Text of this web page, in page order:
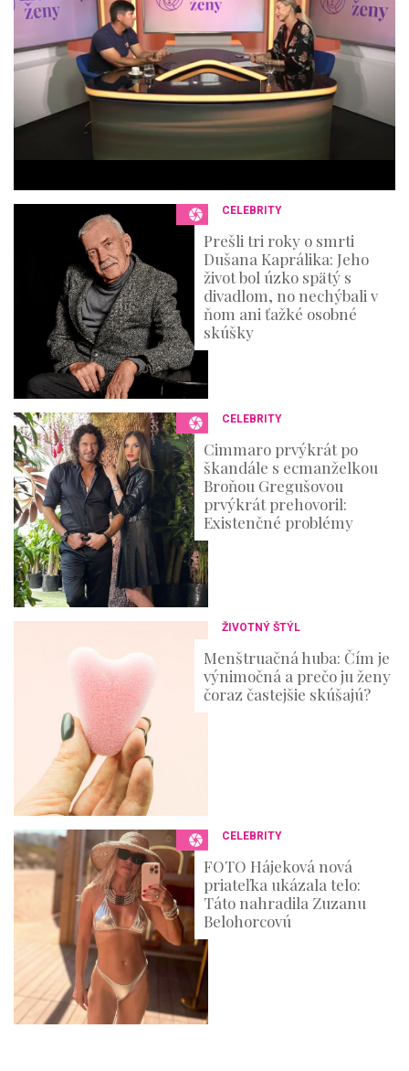
i
t
e
6
CELEBRITY
Prešli tri roky o smrti
Dušana Kaprálika: Jeho
život bol úzko spätý s
divadlom, no nechýbali v
ňom ani ťažké osobné
skúšky
CELEBRITY
Cimmaro prvýkrát po
škandále s ecmanželkou
Broňou Gregušovou
prvýkrát prehovoril:
Existenčné problémy
ŽIVOTNÝ ŠTÝL
Menštruačná huba: Čím je
výnimočná a prečo ju ženy
čoraz častejšie skúšajú?
CELEBRITY
FOTO Hájeková nová
priateľka ukázala telo:
Táto nahradila Zuzanu
Belohorcovú